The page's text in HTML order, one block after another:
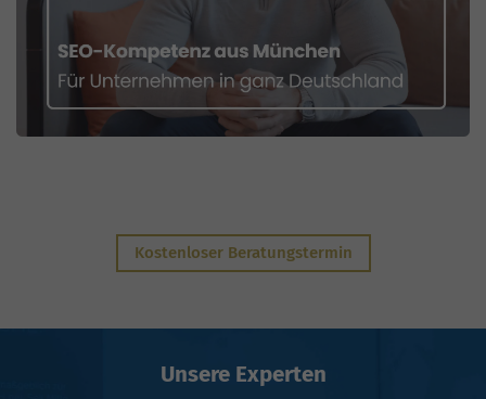
Kostenloser Beratungstermin
Unsere Experten